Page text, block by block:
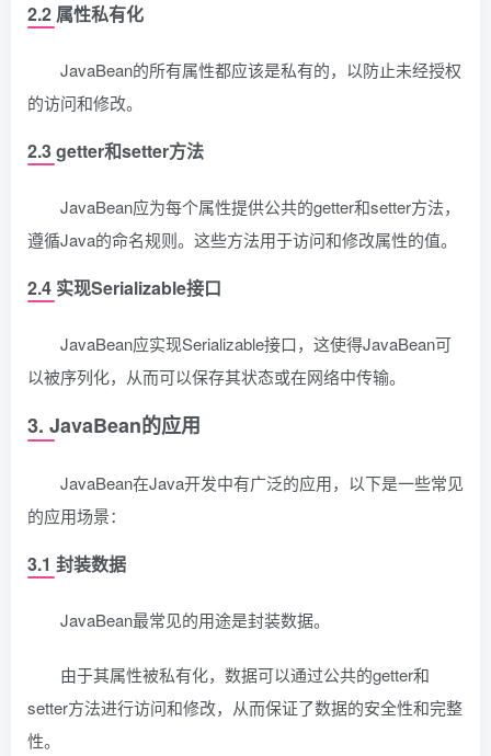
2.2 属性私有化
JavaBean的所有属性都应该是私有的，以防止未经授权
的访问和修改。
2.3 getter和setter方法
JavaBean应为每个属性提供公共的getter和setter方法，
遵循Java的命名规则。这些方法用于访问和修改属性的值。
2.4 实现Serializable接口
JavaBean应实现Serializable接口，这使得JavaBean可
以被序列化，从而可以保存其状态或在网络中传输。
3. JavaBean的应用
JavaBean在Java开发中有广泛的应用，以下是一些常见
的应用场景：
3.1 封装数据
JavaBean最常见的用途是封装数据。
由于其属性被私有化，数据可以通过公共的getter和
setter方法进行访问和修改，从而保证了数据的安全性和完整
性。